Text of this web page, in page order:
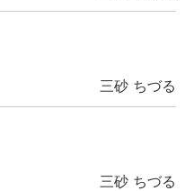
三砂 ちづる
三砂 ちづる